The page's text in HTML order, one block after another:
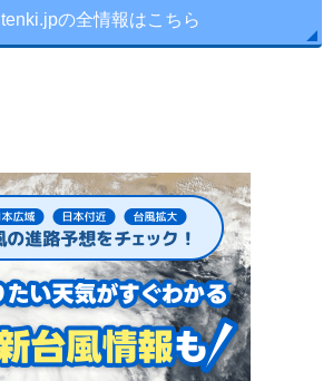
tenki.jpの全情報はこちら